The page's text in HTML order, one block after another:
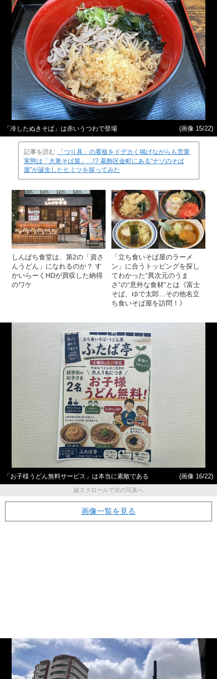
「冷したぬきそば」は赤いうつわで登場 (画像 15/22)
記事を読む
「つり具」の看板をドデカく掲げながらも営業
実態は「大衆そば屋」…!? 葛飾区金町にある“ナゾのそば
屋”が誕生したヒミツを探ってみた
しんぱち食堂は、第2の「資さ
んうどん」になれるのか？ す
かいらーくHDが買収した納得
のワケ
「立ち食いそば屋のラーメ
ン」に合うトッピングを探し
てわかった“異次元のうま
さ”の“意外な食材”とは《富士
そば、ゆで太郎…その他名立
ち食いそば屋を訪問！》
「お子様うどん無料サービス」は本当に素敵である
(画像 16/22)
縦スクロールで次の写真へ
画像一覧を見る